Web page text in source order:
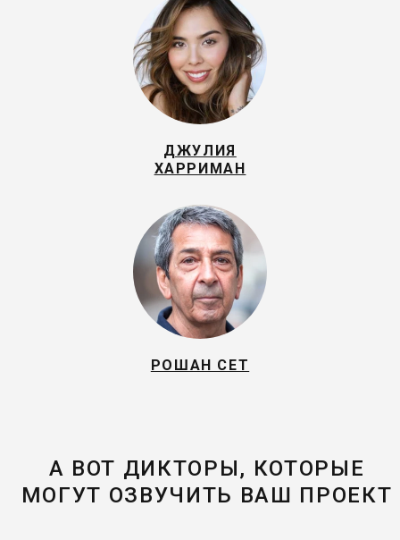
ДЖУЛИЯ
ХАРРИМАН
РОШАН СЕТ
А ВОТ ДИКТОРЫ, КОТОРЫЕ
МОГУТ ОЗВУЧИТЬ ВАШ ПРОЕКТ